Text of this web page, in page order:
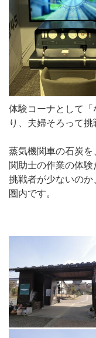
体験コーナとして
り、夫婦そろって挑
蒸気機関車の石炭
関助士の作業の体験
挑戦者が少ないの
圏内です。